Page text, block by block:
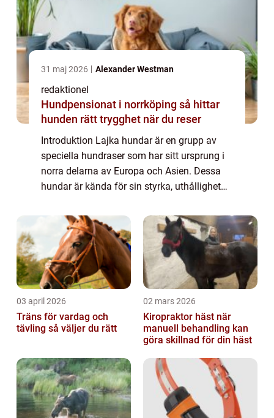
31 maj 2026 Alexander Westman
redaktionel
Hundpensionat i norrköping så hittar
hunden rätt trygghet när du reser
Introduktion Lajka hundar är en grupp av
speciella hundraser som har sitt ursprung i
norra delarna av Europa och Asien. Dessa
hundar är kända för sin styrka, uthållighet
klimatförhållanden. I denna artikel kom...
03 april 2026
Träns för vardag och
tävling så väljer du rätt
02 mars 2026
Kiropraktor häst när
manuell behandling kan
göra skillnad för din häst